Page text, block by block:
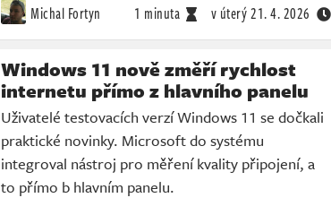
Michal Fortyn 1 minuta v úterý21. 4. 2026
Windows 11 nově změří rychlost
internetu přímo z hlavního panelu
Uživatelé testovacích verzí Windows 11 se dočkali
praktické novinky. Microsoft do systému
integroval nástroj pro měření kvality připojení, a
to přímo b hlavním panelu.